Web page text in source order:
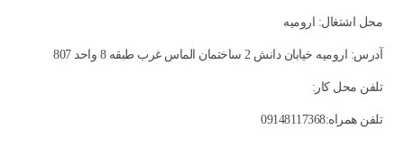
محل اشتغال: ارومیه
آدرس: ارومیه خیابان دانش 2 ساختمان الماس غرب طبقه 8 واحد 807
تلفن محل کار:
تلفن همراه:09148117368